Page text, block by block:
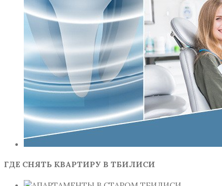
ГДЕ СНЯТЬ КВАРТИРУ В ТБИЛИСИ